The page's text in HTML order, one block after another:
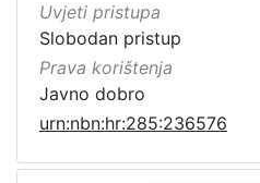
Uvjeti pristupa
Slobodan pristup
Prava korištenja
Javno dobro
urn:nbn:hr:285:236576